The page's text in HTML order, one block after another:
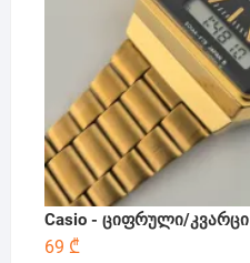
Casio - ციფრული/კვარცი
69 ₾